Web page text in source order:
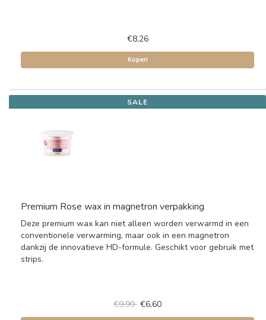
€8,26
Kopen
SALE
Premium Rose wax in magnetron verpakking
Deze premium wax kan niet alleen worden verwarmd in een
conventionele verwarming, maar ook in een magnetron
dankzij de innovatieve HD-formule. Geschikt voor gebruik met
strips.
€9,99 €6,60